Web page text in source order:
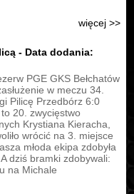
więcej >>
- Data dodania:
PGE GKS Bełchatów
w meczu 34.
Pilicę Przedbórz 6:0
to 20. zwycięstwo
Krystiana Kieracha,
wrócić na 3. miejsce
młoda ekipa zdobyła
dziś bramki zdobywali:
na Michale